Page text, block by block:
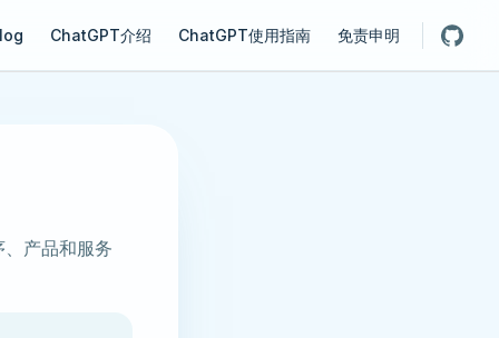
ChatGPT介绍 ChatGPT使用指南 免责申明
产品和服务